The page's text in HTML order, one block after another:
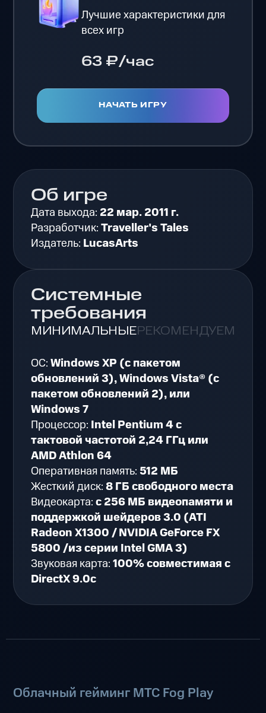
Лучшие характеристики для
всех игр
63 ₽/час
НАЧАТЬ ИГРУ
Об игре
Дата выхода: 22 мар. 2011 г.
Разработчик:Traveller's Tales
Издатель: LucasArts
Системные
требования
МИНИМАЛЬНЫЕРЕКОМЕНДУЕМЫЕ
ОС:Windows XP (с пакетом
обновлений 3), Windows Vista® (с
пакетом обновлений 2), или
Windows 7
Процессор: Intel Pentium 4 с
тактовой частотой 2,24 ГГц или
AMD Athlon 64
Оперативная память:512 МБ
Жесткий диск:8 ГБ свободного места
Видеокарта:с 256 МБ видеопамяти и
поддержкой шейдеров 3.0 (ATI
Radeon X1300 / NVIDIA GeForce FX
5800 /из серии Intel GMA 3)
Звуковая карта:100% совместимая с
DirectX 9.0c
Облачный гейминг МТС Fog Play